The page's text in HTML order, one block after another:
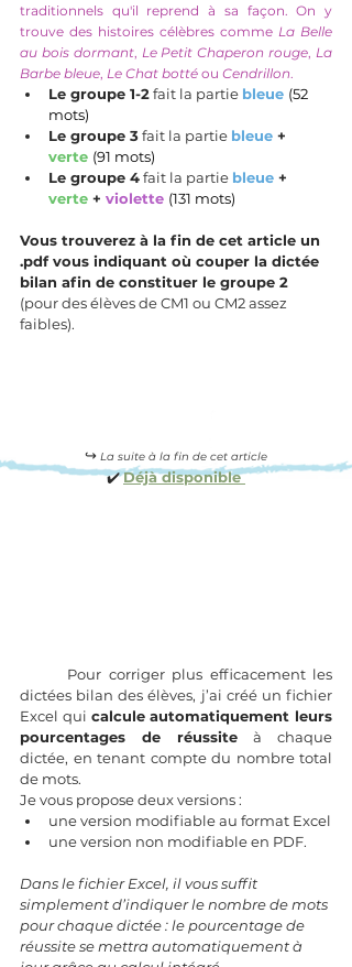
traditionnels qu'il reprend à sa façon. On y
trouve des histoires célèbres comme La Belle
au bois dormant, Le Petit Chaperon rouge, La
Barbe bleue, Le Chat botté ou Cendrillon.
Le groupe 1-2 fait la partie bleue (52
mots)
Le groupe 3 fait la partie bleue +
verte (91 mots)
Le groupe 4 fait la partie bleue +
verte + violette (131 mots)
Vous trouverez à la fin de cet article un
.pdf vous indiquant où couper la dictée
bilan afin de constituer le groupe 2
(pour des élèves de CM1 ou CM2 assez
faibles).
↪️ La suite à la fin de cet article
✔️ Déjà disponible
dictées bilan des élèves, j’ai créé un fichier
Excel qui calcule automatiquement leurs
pourcentages de réussite à chaque
dictée, en tenant compte du nombre total
de mots.
Je vous propose deux versions :
une version modifiable au format Excel
une version non modifiable en PDF.
Dans le fichier Excel, il vous suffit
simplement d’indiquer le nombre de mots
pour chaque dictée : le pourcentage de
réussite se mettra automatiquement à